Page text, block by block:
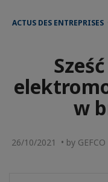
ACTUS DES
w
26/10/2021 • by GEFCO